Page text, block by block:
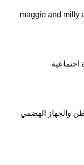
اجتماعية
والجهاز الهضمي